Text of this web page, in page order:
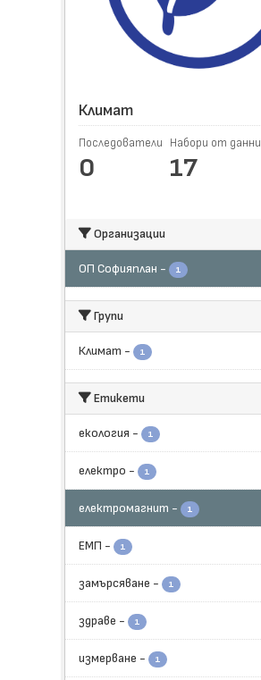
Климат
Последователи
0
Набори от данни
17
Организации
ОП Софияплан - 1
Групи
Климат - 1
Етикети
екология - 1
електро - 1
електромагнит - 1
ЕМП - 1
замърсяване - 1
здраве - 1
измерване - 1